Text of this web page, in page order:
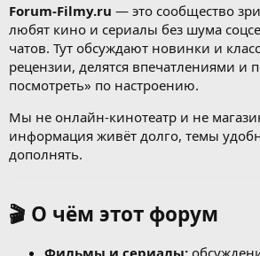
Forum-Filmy.ru — это сообщество
любят кино и сериалы без шума
чатов. Тут обсуждают новинки и
рецензии, делятся впечатлениями и
посмотреть» по настроению.
Мы не онлайн-кинотеатр и не
информация живёт долго, темы
дополнять.
🎬 О чём этот форум